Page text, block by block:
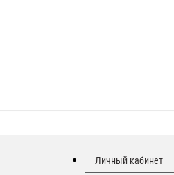
Личный кабинет